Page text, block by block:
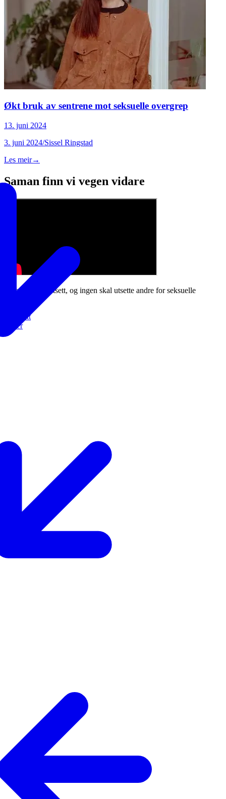
Økt bruk av sentrene mot seksuelle overgrep
13. juni 2024
3. juni 2024/Sissel Ringstad
Les meir→
Saman finn vi vegen vidare
Ingen skal bli utsett, og ingen skal utsette andre for seksuelle
Finn ditt
senter